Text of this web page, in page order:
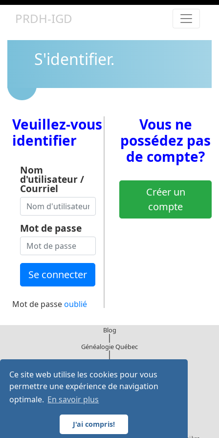
Ce site web utilise les cookies pour vous
permettre une expérience de navigation
optimale. En savoir plus
J'ai compris!
PRDH-IGD
S'identifier.
Veuillez-vous
identifier
Nom
d'utilisateur /
Courriel
Mot de passe
Mot de passeoublié
Vous ne
possédez pas
de compte?
Créer un
compte
Blog
|
Généalogie Québec
|
Institut généalogique Drouin
2855 Belcourt,
Longueuil, Québec, J4M 2B2
Tel : 514-400-3961 L-V 8:30 à 16:30, HNE
Courriel: contact@institutdrouin.com